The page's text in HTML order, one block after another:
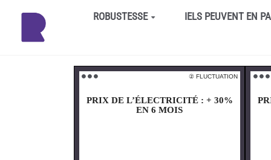
Aller au contenu principalROBUSTESSE IELS PEUVENT EN
⚫️ ⚫️ ⚫️ ② FLUCTUATION
PRIX DE L’ÉLECTRICITÉ : + 30%
EN 6 MOIS
⚫️ ⚫️ ⚫️